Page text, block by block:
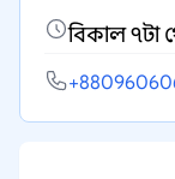
বিকাল ৭টা